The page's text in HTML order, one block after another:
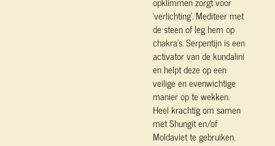
‘verlichting’. Mediteer met
de steen of leg hem op
chakra’s. Serpentijn is een
activator van de kundalini
en helpt deze op een
veilige en evenwichtige
manier op te wekken.
Heel krachtig om samen
met Shungit en/of
Moldaviet te gebruiken.